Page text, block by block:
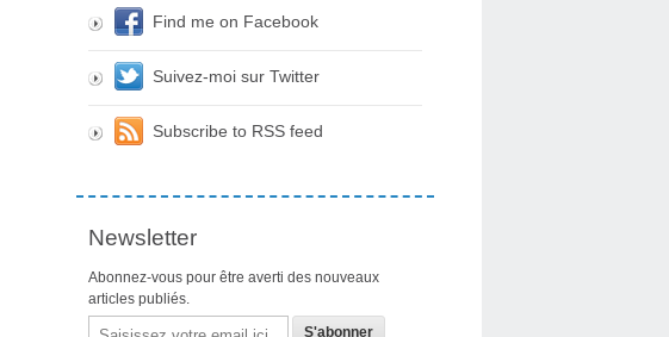
Find me on Facebook
Suivez-moi sur Twitter
Subscribe to RSS feed
Newsletter
Abonnez-vous pour être averti des nouveaux
articles publiés.
Email